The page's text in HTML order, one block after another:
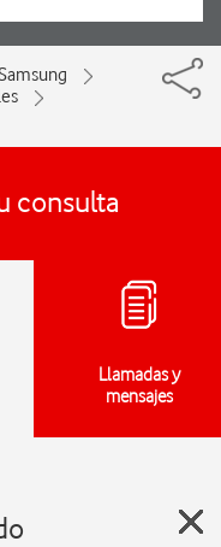
consulta
Llamadas y
mensajes